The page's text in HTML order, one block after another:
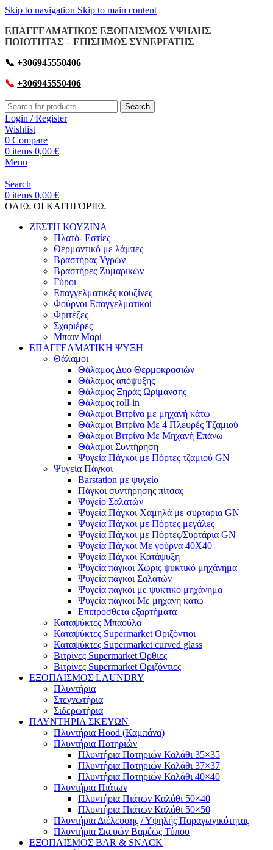
Skip to navigation Skip to main content
ΕΠΑΓΓΕΛΜΑΤΙΚΟΣ ΕΞΟΠΛΙΣΜΟΣ ΥΨΗΛΗΣ
ΠΟΙΟΤΗΤΑΣ – ΕΠΙΣΗΜΟΣ ΣΥΝΕΡΓΑΤΗΣ
📞 +306945550406
📞 +306945550406
Search
Login / Register
Wishlist
0 Compare
0 items 0,00 €
Menu
Search
0 items 0,00 €
OΛΕΣ ΟΙ ΚΑΤΗΓΟΡΙΕΣ
ΖΕΣΤΗ ΚΟΥΖΙΝΑ
Πλατό- Εστίες
Θερμαντικό με λάμπες
Βραστήρας Υγρών
Βραστήρες Ζυμαρικών
Γύροι
Επαγγελματικές κουζίνες
Φούρνοι Επαγγελματικοί
Φριτέζες
Σχαριέρες
Μπαιν Μαρί
ΕΠΑΓΓΕΛΜΑΤΙΚΗ ΨΥΞΗ
Θάλαμοι
Θάλαμος Δυο Θερμοκρασιών
Θάλαμος απόψυξης
Θάλαμος Ξηράς Ωρίμανσης
Θάλαμος roll-in
Θάλαμοι Βιτρίνα με μηχανή κάτω
Θάλαμοι Βιτρίνα Με 4 Πλευρές Τζαμιού
Θάλαμοι Βιτρίνα Με Μηχανή Επάνω
Θάλαμοι Συντήρηση
Ψυγεία Πάγκοι με Πόρτες τζαμιού GN
Ψυγεία Πάγκοι
Barstation με ψυγείο
Πάγκοι συντήρησης πίτσας
Ψυγείο Σαλατών
Ψυγεία Πάγκοι Χαμηλά με συρτάρια GN
Ψυγεία Πάγκοι με Πόρτες μεγάλες
Ψυγεία Πάγκοι με Πόρτες/Συρτάρια GN
Ψυγεία Πάγκοι Με γούρνα 40Χ40
Ψυγεία Πάγκοι Κατάψυξη
Ψυγεία πάγκοι Χωρίς ψυκτικό μηχάνημα
Ψυγεία πάγκοι Σαλατών
Ψυγεία πάγκοι με ψυκτικό μηχάνημα
Ψυγεία πάγκοι Με μηχανή κάτω
Επιπρόσθετα εξαρτήματα
Καταψύκτες Μπαούλα
Καταψύκτες Supermarket Οριζόντιοι
Καταψύκτες Supermarket curved glass
Βιτρίνες Supermarket Όρθιες
Βιτρίνες Supermarket Οριζόντιες
ΕΞΟΠΛΙΣΜΟΣ LAUNDRY
Πλυντήρια
Στεγνωτήρια
Σιδερωτήρια
ΠΛΥΝΤΗΡΙΑ ΣΚΕΥΩΝ
Πλυντήρια Hood (Καμπάνα)
Πλυντήρια Ποτηριών
Πλυντήρια Ποτηριών Καλάθι 35×35
Πλυντήρια Ποτηριών Καλάθι 37×37
Πλυντήρια Ποτηριών Καλάθι 40×40
Πλυντήρια Πιάτων
Πλυντήρια Πιάτων Καλάθι 50×40
Πλυντήρια Πιάτων Καλάθι 50×50
Πλυντήρια Διέλευσης / Υψηλής Παραγωγικότητας
Πλυντήρια Σκευών Βαρέως Τύπου
ΕΞΟΠΛΙΣΜΟΣ BAR & SNACK